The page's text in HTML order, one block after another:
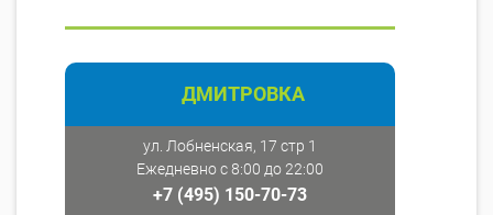
ДМИТРОВКА
ул. Лобненская, 17 стр 1
Ежедневно с 8:00 до 22:00
+7 (495) 150-70-73